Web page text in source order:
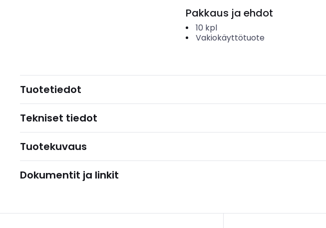
Pakkaus ja ehdot
10 kpl
Vakiokäyttötuote
Tuotetiedot
Tekniset tiedot
Tuotekuvaus
Dokumentit ja linkit